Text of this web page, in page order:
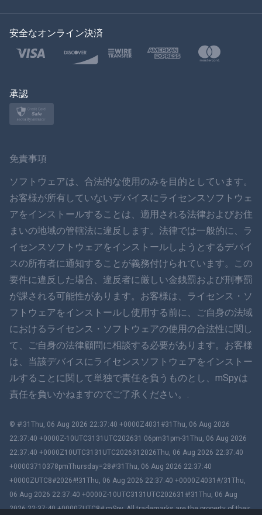
トルコ語
ポーランド語
ภาษาไทย
简体中文
ダンスク
हिंदी
עברית
ロマン
Ελληνικά
ベトナム語
繁體中文
スロベニア
バハサ・ムラユ
安全なオンライン決済
承認
免責事項
ソフトウェアは、合法的な使用のみを目的としています。
お客様が所有していないデバイスにライセンスソフトウェ
アをインストールすることは、適用される法律およびお住
まいの地域の管轄法に違反します。法律では一般的に、ラ
イセンスソフトウェアをインストールしようとするデバイ
スの所有者に通知することが義務付けられています。この
要件に違反した場合、違反者に厳しい金銭罰および刑事罰
が課される可能性があります。お客様は、ライセンス・ソ
フトウェアをインストールし使用する前に、ご自身の法域
におけるライセンス・ソフトウェアの使用の合法性に関し
て、ご自身の法律顧問に相談する必要があります。お客様
は、当該デバイスにライセンスソフトウェアをインストー
ルすることに関して単独で責任を負うものとし、mSpyは
責任を負いかねますのでご了承ください。.
© #!31Thu, 06 Aug 2026 22:37:40 +0000Z4031#31Thu, 06 Aug 2026
22:37:40 +0000Z-10UTC3131UTC202631 06pm31pm-31Thu, 06 Aug 2026
22:37:40 +0000Z10UTC3131UTC2026312026Thu, 06 Aug 2026 22:37:40
+00003710378pmThursday=28#!31Thu, 06 Aug 2026 22:37:40
+0000ZUTC8#2026#!31Thu, 06 Aug 2026 22:37:40 +0000Z4031#/31Thu,
06 Aug 2026 22:37:40 +0000Z-10UTC3131UTC202631#!31Thu, 06 Aug
2026 22:37:40 +0000ZUTC8# mSpy. All trademarks are the property of their